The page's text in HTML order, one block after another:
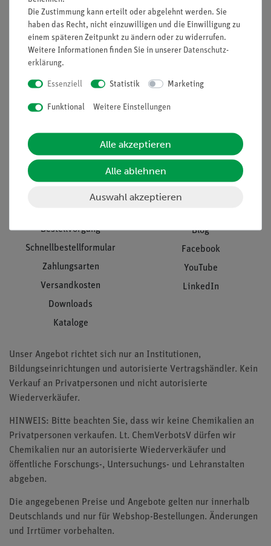
Projekte und Lösungen
Presse
Stellenangebote
Kontakt
Hinweisgeberschutz
Datenschutz
Beratung & Showroom
Inventarisierungs- &
Einräumservice
Kundendienst
Download &
Support
Bestellvorgang
Schnellbestellformular
Zahlungsarten
Versandkosten
Downloads
Kataloge
Social Media
Blog
Facebook
YouTube
LinkedIn
Unser Angebot richtet sich nur an Institutionen,
Bildungseinrichtungen und autorisierte Vertragshändler. Kein
Verkauf an Privatpersonen und nicht autorisierte
Wiederverkäufer.
HINWEIS: Bitte beachten Sie, dass wir keine Chemikalien an
Privatpersonen verkaufen. Lt. ChemVerbotsV dürfen wir
Chemikalien nur an autorisierte Wiederverkäufer und
öffentliche Forschungs-, Untersuchungs- und Lehranstalten
abgeben.
Die angegebenen Preise und Angebote gelten nur innerhalb
Deutschlands und nur für Webshop-Bestellungen. Änderungen
und Irrtümer vorbehalten.
Die Zustimmung kann erteilt oder abgelehnt werden. Sie
haben das Recht, nicht einzuwilligen und die Einwilligung zu
einem späteren Zeitpunkt zu ändern oder zu widerrufen.
Weitere Informationen finden Sie in unserer Daten­schutz­
erklärung.
Essenziell Statistik Marketing
Funktional Weitere Einstellungen
Alle akzeptieren
Alle ablehnen
Auswahl akzeptieren